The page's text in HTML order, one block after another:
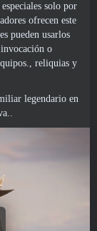
solo por
ofrecen este
pueden usarlos
o
reliquias y
legendario en